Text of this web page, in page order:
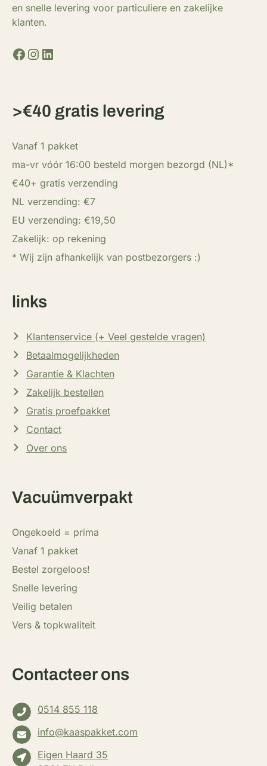
en snelle levering voor particuliere en zakelijke
klanten.
Facebook
Instagram
LinkedIn
>€40 gratis levering
Vanaf 1 pakket
ma-vr vóór 16:00 besteld morgen bezorgd (NL)*
€40+ gratis verzending
NL verzending: €7
EU verzending: €19,50
Zakelijk: op rekening
* Wij zijn afhankelijk van postbezorgers :)
links
Klantenservice (+ Veel gestelde vragen)
Betaalmogelijkheden
Garantie & Klachten
Zakelijk bestellen
Gratis proefpakket
Contact
Over ons
Vacuümverpakt
Ongekoeld = prima
Vanaf 1 pakket
Bestel zorgeloos!
Snelle levering
Veilig betalen
Vers & topkwaliteit
Contacteer ons
0514 855 118
info@kaaspakket.com
Eigen Haard 35